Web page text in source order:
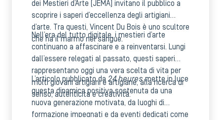
dei Mestieri d’Arte (JEMA) invitano il pubblico a
scoprire i saperi d’eccellenza degli artigiani
d’arte. Tra questi, Vincent Du Bois è uno scultore
che ha il marmo nel sangue.
Nell’era del tutto digitale, i mestieri d’arte
continuano a affascinare e a reinventarsi. Lungi
dall’essere relegati al passato, questi saperi
rappresentano oggi una vera scelta di vita per
molti giovani artigiani e artigiane, alla ricerca di
senso, autenticità e creatività.
L’articolo pubblicato da 24 heuresmette in luce
questa dinamica positiva sostenuta da una
nuova generazione motivata, da luoghi di
formazione impegnati e da eventi dedicati come